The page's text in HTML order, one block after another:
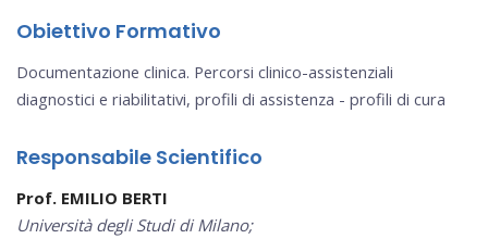
Obiettivo Formativo
Documentazione clinica. Percorsi clinico-assistenziali
diagnostici e riabilitativi, profili di assistenza - profili di cura
Responsabile Scientifico
Prof. EMILIO BERTI
Università degli Studi di Milano;